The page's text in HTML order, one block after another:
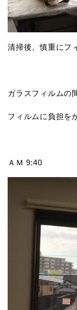
清掃後、慎重にフ
ガラスフィルムの
フィルムに負担を
ＡＭ 9:40